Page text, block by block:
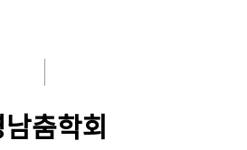
학술상
춤학회